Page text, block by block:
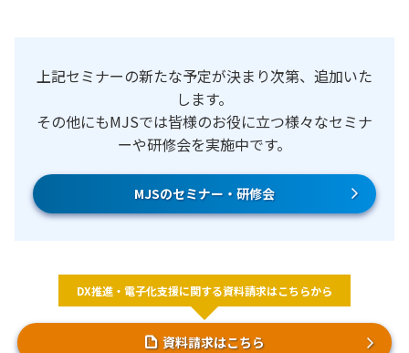
上記セミナーの新たな予定が決まり次第、追加いた
します。
その他にもMJSでは皆様のお役に立つ様々なセミナ
ーや研修会を実施中です。
MJSのセミナー・研修会
DX推進・電子化支援に関する資料請求はこちらから
資料請求はこちら